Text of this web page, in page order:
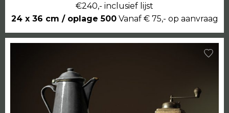
€240,- inclusief lijst
24 x 36 cm / oplage 500Vanaf € 75,- op aanvraag